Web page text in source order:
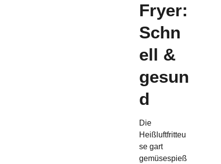
Fryer:
Schn
ell &
gesun
d
Die
Heißluftfritteu
se gart
gemüsespieß